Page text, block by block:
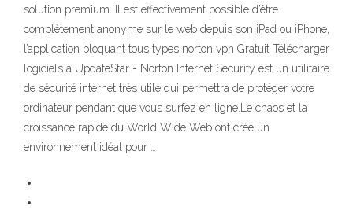
solution premium. Il est effectivement possible d’être
complètement anonyme sur le web depuis son iPad ou iPhone,
l’application bloquant tous types norton vpn Gratuit Télécharger
logiciels à UpdateStar - Norton Internet Security est un utilitaire
de sécurité internet très utile qui permettra de protéger votre
ordinateur pendant que vous surfez en ligne.Le chaos et la
croissance rapide du World Wide Web ont créé un
environnement idéal pour …